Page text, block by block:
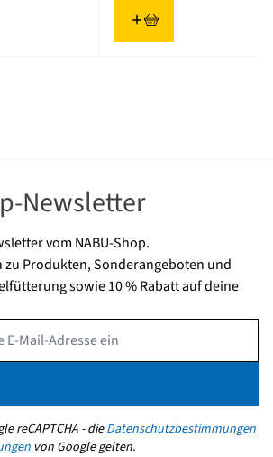
Newsletter
vom NABU-Shop.
zu Produkten, Sonderangeboten und
sowie 10 % Rabatt auf deine
reCAPTCHA - dieDatenschutzbestimmungen
von Google gelten.